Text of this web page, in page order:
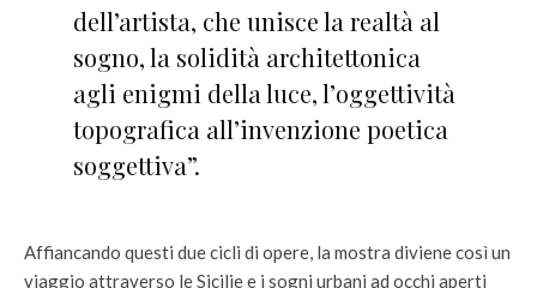
dell’artista, che unisce la realtà al
sogno, la solidità architettonica
agli enigmi della luce, l’oggettività
topografica all’invenzione poetica
soggettiva”.
Affiancando questi due cicli di opere, la mostra diviene così un
viaggio attraverso le Sicilie e i sogni urbani ad occhi aperti